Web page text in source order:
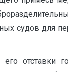
судов для
отставки